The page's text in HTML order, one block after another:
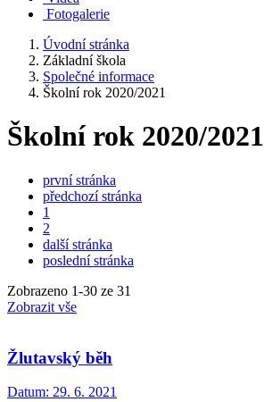
Fotogalerie
Úvodní stránka
Základní škola
Společné informace
Školní rok 2020/2021
Školní rok 2020/2021
první stránka
předchozí stránka
1
2
další stránka
poslední stránka
Zobrazeno 1-30 ze 31
Zobrazit vše
Žlutavský běh
Datum: 29. 6. 2021